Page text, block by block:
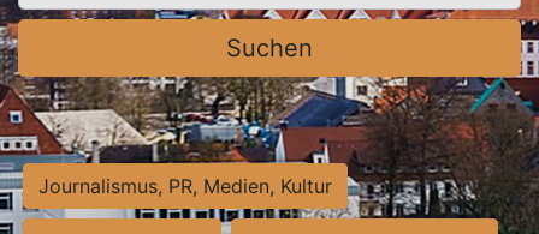
Suchen
Journalismus, PR, Medien, Kultur